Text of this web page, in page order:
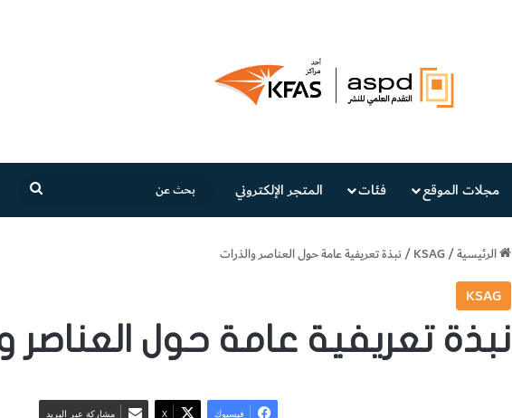
مجلات الموقع فئات المتجر الإلكتروني
عن
الرئيسية/
KSAG
/نبذة تعريفية عامة حول العناصر والذرات
KSAG
نبذة تعريفية عامة حول العناصر
فيسبوك ‫X مشاركة عبر البريد